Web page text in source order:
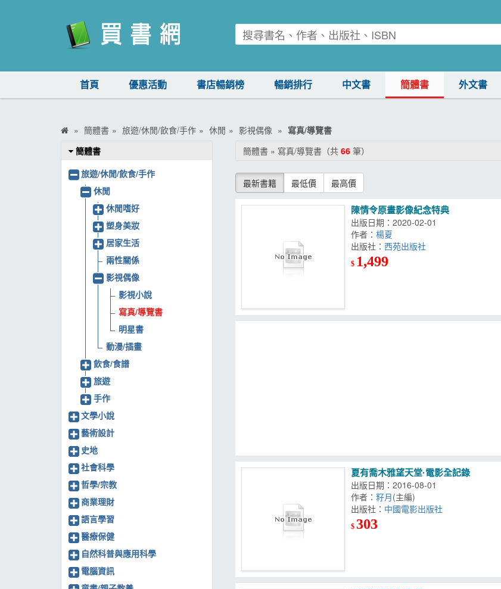
首頁 優惠活動 書店暢銷榜 暢銷排行 中文書 簡體書 外文書
簡體書 旅遊/休閒/飲食/手作 休閒 影視偶像
寫真/導覽書
簡體書 » 寫真/導覽書（共 66筆）
最新書籍 最低價 最高價
陳情令原畫影像紀念特典
出版日期：2020-02-01
作者：楊夏
出版社：西苑出版社
$ 1,499
夏有喬木雅望天堂·電影全記錄
出版日期：2016-08-01
作者：籽月(主編)
出版社： 中國電影出版社
$ 303
簡體書
旅遊/休閒/飲食/手作
休閒
休閒嗜好
塑身美妝
居家生活
兩性關係
影視偶像
影視小說
寫真/導覽書
明星書
動漫/插畫
飲食/食譜
旅遊
手作
文學小說
藝術設計
史地
社會科學
哲學/宗教
商業理財
語言學習
醫療保健
自然科普與應用科學
電腦資訊